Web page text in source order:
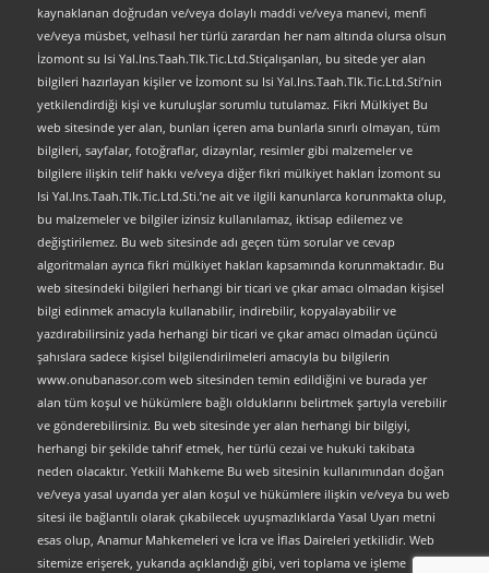
kaynaklanan doğrudan ve/veya dolaylı maddi ve/veya manevi, menfi
ve/veya müsbet, velhasıl her türlü zarardan her nam altında olursa olsun
İzomont su Isi Yal.Ins.Taah.Tlk.Tic.Ltd.Stiçalışanları, bu sitede yer alan
bilgileri hazırlayan kişiler ve İzomont su Isi Yal.Ins.Taah.Tlk.Tic.Ltd.Sti’nin
yetkilendirdiği kişi ve kuruluşlar sorumlu tutulamaz. Fikri Mülkiyet Bu
web sitesinde yer alan, bunları içeren ama bunlarla sınırlı olmayan, tüm
bilgileri, sayfalar, fotoğraflar, dizaynlar, resimler gibi malzemeler ve
bilgilere ilişkin telif hakkı ve/veya diğer fikri mülkiyet hakları İzomont su
Isi Yal.Ins.Taah.Tlk.Tic.Ltd.Sti.’ne ait ve ilgili kanunlarca korunmakta olup,
bu malzemeler ve bilgiler izinsiz kullanılamaz, iktisap edilemez ve
değiştirilemez. Bu web sitesinde adı geçen tüm sorular ve cevap
algoritmaları ayrıca fikri mülkiyet hakları kapsamında korunmaktadır. Bu
web sitesindeki bilgileri herhangi bir ticari ve çıkar amacı olmadan kişisel
bilgi edinmek amacıyla kullanabilir, indirebilir, kopyalayabilir ve
yazdırabilirsiniz yada herhangi bir ticari ve çıkar amacı olmadan üçüncü
şahıslara sadece kişisel bilgilendirilmeleri amacıyla bu bilgilerin
www.onubanasor.com web sitesinden temin edildiğini ve burada yer
alan tüm koşul ve hükümlere bağlı olduklarını belirtmek şartıyla verebilir
ve gönderebilirsiniz. Bu web sitesinde yer alan herhangi bir bilgiyi,
herhangi bir şekilde tahrif etmek, her türlü cezai ve hukuki takibata
neden olacaktır. Yetkili Mahkeme Bu web sitesinin kullanımından doğan
ve/veya yasal uyarıda yer alan koşul ve hükümlere ilişkin ve/veya bu web
sitesi ile bağlantılı olarak çıkabilecek uyuşmazlıklarda Yasal Uyarı metni
esas olup, Anamur Mahkemeleri ve İcra ve İflas Daireleri yetkilidir. Web
sitemize erişerek, yukarıda açıklandığı gibi, veri toplama ve işleme